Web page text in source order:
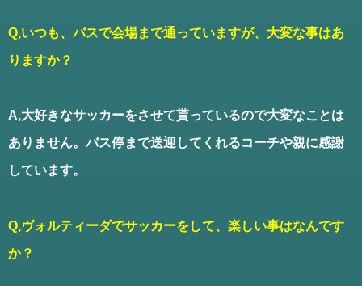
Q,いつも、バスで会場まで通っていますが、大変な事はあ
りますか？
A,大好きなサッカーをさせて貰っているので大変なことは
ありません。バス停まで送迎してくれるコーチや親に感謝
しています。
Q,ヴォルティーダでサッカーをして、楽しい事はなんです
か？